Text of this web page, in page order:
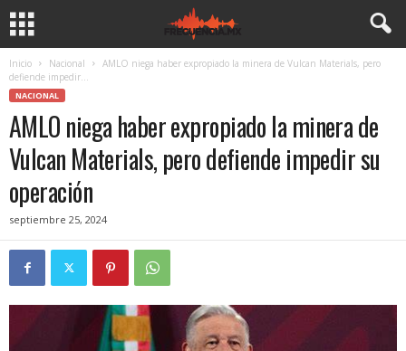
Inicio Nacional
AMLO niega haber expropiado la minera de Vulcan Materials, pero
defiende impedir...
NACIONAL
AMLO niega haber expropiado la minera de
Vulcan Materials, pero defiende impedir su
operación
septiembre 25, 2024